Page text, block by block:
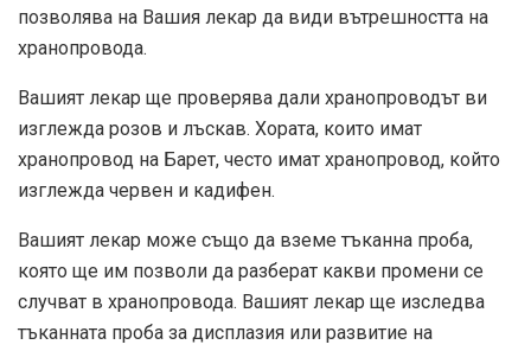
позволява на Вашия лекар да види вътрешността на
хранопровода.
Вашият лекар ще проверява дали хранопроводът ви
изглежда розов и лъскав. Хората, които имат
хранопровод на Барет, често имат хранопровод, който
изглежда червен и кадифен.
Вашият лекар може също да вземе тъканна проба,
която ще им позволи да разберат какви промени се
случват в хранопровода. Вашият лекар ще изследва
тъканната проба за дисплазия или развитие на